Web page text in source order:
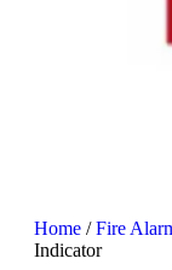
Home /Fire
Indicator